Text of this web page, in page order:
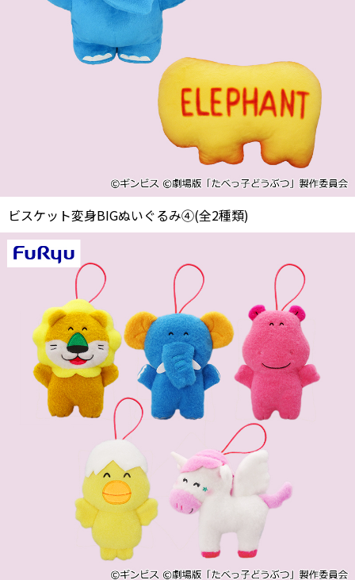
ビスケット変身BIGぬいぐるみ④(全2種類)